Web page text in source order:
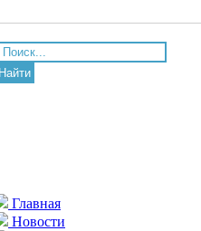
Найти
Главная
Новости